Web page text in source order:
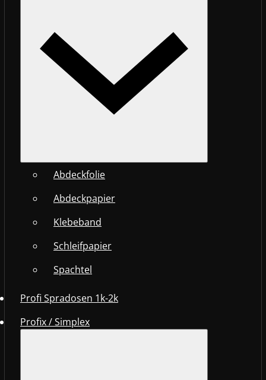
Abdeckfolie
Abdeckpapier
Klebeband
Schleifpapier
Spachtel
Profi Spradosen 1k-2k
Profix / Simplex